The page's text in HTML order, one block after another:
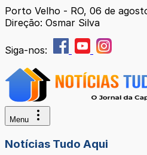
Porto Velho - RO, 06 de
Direção: Osmar Silva
Siga-nos:
Menu
Notícias Tudo Aqui